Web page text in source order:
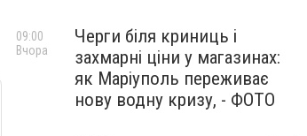
Черги біля криниць і
захмарні ціни у магазинах:
як Маріуполь переживає
нову водну кризу, - ФОТО
09:00
Вчора